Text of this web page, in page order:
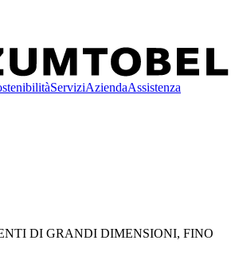
ServiziAziendaAssistenza
DI GRANDI DIMENSIONI, FINO